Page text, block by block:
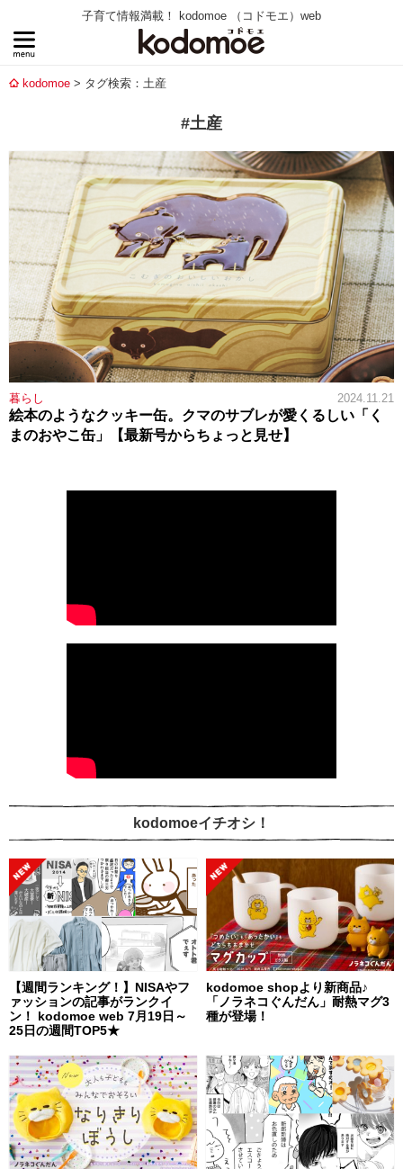
子育て情報満載！ kodomoe （コドモエ）web
kodomoe タグ検索：土産
#土産
暮らし 2024.11.21
絵本のようなクッキー缶。クマのサブレが愛くるしい「く
まのおやこ缶」【最新号からちょっと見せ】
kodomoeイチオシ！
【週間ランキング！】NISAやフ
ァッションの記事がランクイ
ン！ kodomoe web 7月19日～
25日の週間TOP5★
kodomoe shopより新商品♪
「ノラネコぐんだん」耐熱マグ3
種が登場！